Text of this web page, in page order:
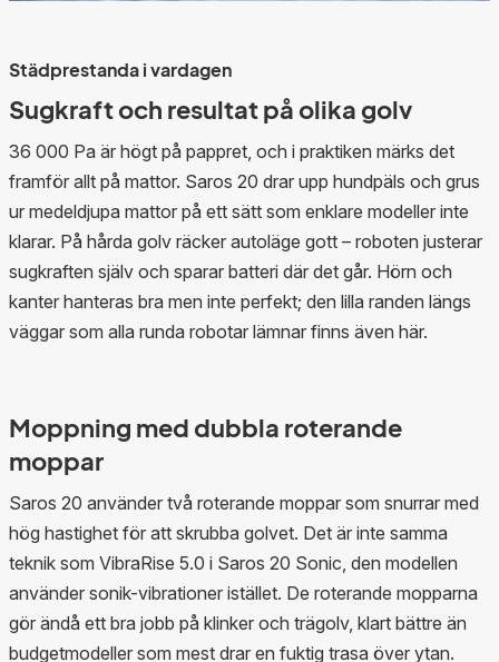
Städprestanda i vardagen
Sugkraft och resultat på olika golv
36 000 Pa är högt på pappret, och i praktiken märks det
framför allt på mattor. Saros 20 drar upp hundpäls och grus
ur medeldjupa mattor på ett sätt som enklare modeller inte
klarar. På hårda golv räcker autoläge gott – roboten justerar
sugkraften själv och sparar batteri där det går. Hörn och
kanter hanteras bra men inte perfekt; den lilla randen längs
väggar som alla runda robotar lämnar finns även här.
Moppning med dubbla roterande
moppar
Saros 20 använder två roterande moppar som snurrar med
hög hastighet för att skrubba golvet. Det är inte samma
teknik som VibraRise 5.0 i Saros 20 Sonic, den modellen
använder sonik-vibrationer istället. De roterande mopparna
gör ändå ett bra jobb på klinker och trägolv, klart bättre än
budgetmodeller som mest drar en fuktig trasa över ytan.